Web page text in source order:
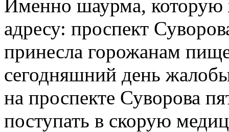
Именно шаурма, которую
адресу: проспект
принесла горожанам
сегодняшний день
на проспекте Суворова
поступать в скорую